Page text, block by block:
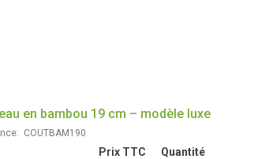
en bambou 19 cm – modèle luxe
COUTBAM190
Prix TTC Quantité